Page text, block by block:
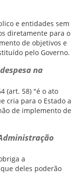
e entidades sem
diretamente para o
de objetivos e
pelo Governo.
na
(art. 58) "é o ato
cria para o Estado a
de implemento de
a
deles poderão